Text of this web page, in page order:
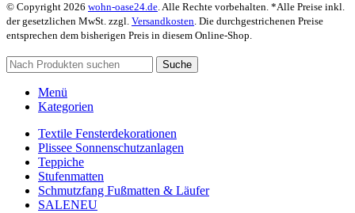
© Copyright 2026 wohn-oase24.de. Alle Rechte vorbehalten. *Alle Preise inkl.
der gesetzlichen MwSt. zzgl. Versandkosten. Die durchgestrichenen Preise
entsprechen dem bisherigen Preis in diesem Online-Shop.
Suche
Menü
Kategorien
Textile Fensterdekorationen
Plissee Sonnenschutzanlagen
Teppiche
Stufenmatten
Schmutzfang Fußmatten & Läufer
SALENEU